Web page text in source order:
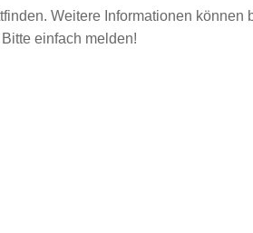
Weitere Informationen können
einfach melden!